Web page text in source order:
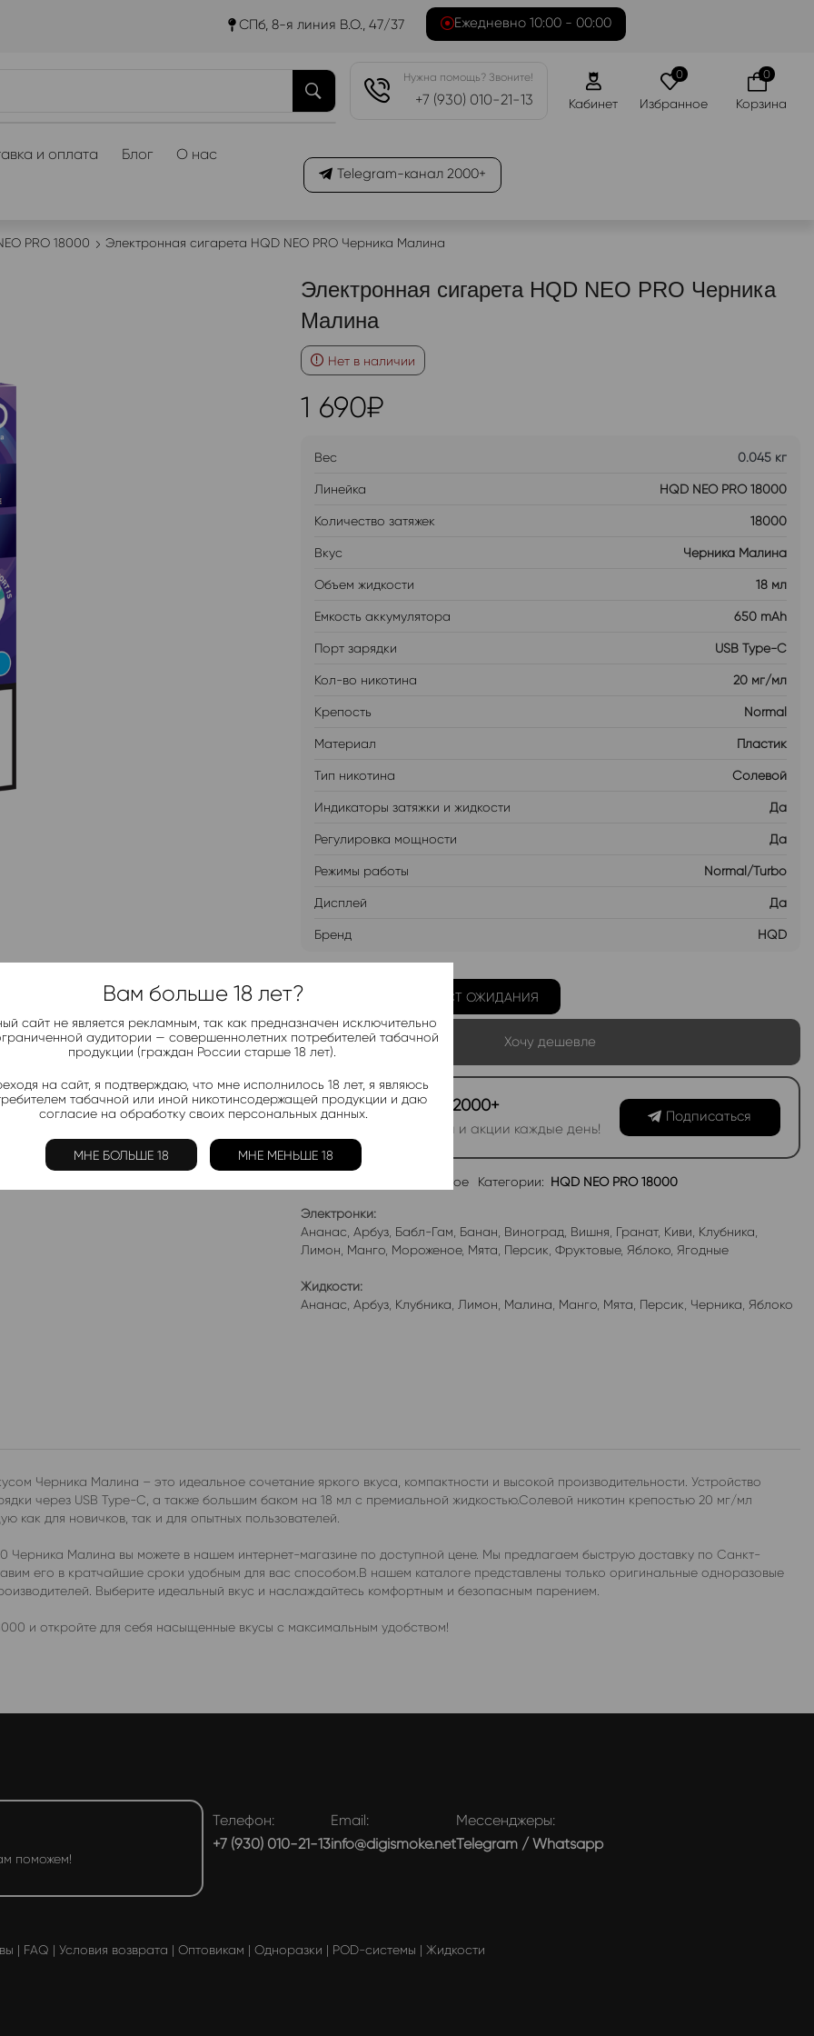
СПб, 8-я линия В.О., 47/37 Ежедневно 10:00 - 00:00
Нужна помощь? Звоните!
+7 (930) 010-21-13 Кабинет
0
Избранное
0
Корзина
и оплата Блог О нас
Telegram-канал 2000+
PRO 18000 Электронная сигарета HQD NEO PRO Черника Малина
Электронная сигарета HQD NEO PRO Черника
Малина
Нет в наличии
1 690₽
Вес 0.045 кг
Линейка HQD NEO PRO 18000
Количество затяжек 18000
Вкус Черника Малина
Объем жидкости 18 мл
Емкость аккумулятора 650 mAh
Порт зарядки USB Type-C
Кол-во никотина 20 мг/мл
Крепость Normal
Материал Пластик
Тип никотина Солевой
Индикаторы затяжки и жидкости Да
Регулировка мощности Да
Режимы работы Normal/Turbo
Дисплей Да
Бренд HQD
ДОБАВИТЬ В ЛИСТ ОЖИДАНИЯ
Хочу дешевле
Telegram-канал 2000+
Актуальные новинки и акции каждые день!
Подписаться
Добавить в избранное Категории: HQD NEO PRO 18000
Электронки:
Ананас Арбуз, Бабл-Гам Банан Виноград Вишня Гранат, Киви Клубника
Лимон Манго, Мороженое, Мята Персик Фруктовые, Яблоко, Ягодные
Жидкости:
Ананас Арбуз, Клубника Лимон Малина Манго, Мята Персик Черника Яблоко
Черника Малина – это идеальное сочетание яркого вкуса, компактности и высокой производительности. Устройство
через USB Type-C, а также большим баком на 18 мл с премиальной жидкостью.Солевой никотин крепостью 20 мг/мл
как для новичков, так и для опытных пользователей.
Черника Малина вы можете в нашем интернет-магазине по доступной цене. Мы предлагаем быструю доставку по Санкт-
его в кратчайшие сроки удобным для вас способом.В нашем каталоге представлены только оригинальные одноразовые
Выберите идеальный вкус и наслаждайтесь комфортным и безопасным парением.
и откройте для себя насыщенные вкусы с максимальным удобством!
поможем!
Телефон:
+7 (930) 010-21-13
Email:
info@digismoke.net
Мессенджеры:
Telegram / Whatsapp
| FAQ | Условия возврата | Оптовикам | Одноразки | POD-системы | Жидкости
Вам больше 18 лет?
сайт не является рекламным, так как предназначен исключительно
аудитории — совершеннолетних потребителей табачной
продукции (граждан России старше 18 лет).
на сайт, я подтверждаю, что мне исполнилось 18 лет, я являюсь
табачной или иной никотинсодержащей продукции и даю
согласие на обработку своих персональных данных.
МНЕ БОЛЬШЕ 18 МНЕ МЕНЬШЕ 18